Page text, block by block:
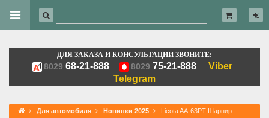
ДЛЯ ЗАКАЗА И КОНСУЛЬТАЦИИ ЗВОНИТЕ:
8029 68-21-888 8029 75-21-888
Viber
Telegram
Для автомобиля Новинки 2025
Licota AA-63PT Шарнир